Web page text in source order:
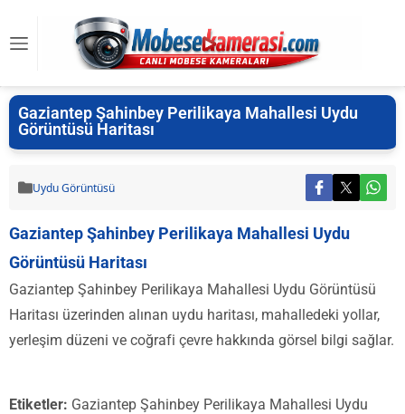
Gaziantep Şahinbey Perilikaya Mahallesi Uydu
Görüntüsü Haritası
Uydu Görüntüsü
Gaziantep Şahinbey Perilikaya Mahallesi Uydu
Görüntüsü Haritası
Gaziantep Şahinbey Perilikaya Mahallesi Uydu Görüntüsü
Haritası üzerinden alınan uydu haritası, mahalledeki yollar,
yerleşim düzeni ve coğrafi çevre hakkında görsel bilgi sağlar.
Etiketler: Gaziantep Şahinbey Perilikaya Mahallesi Uydu